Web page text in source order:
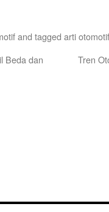
and tagged arti otomotif
Beda dan
Tren